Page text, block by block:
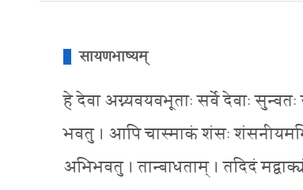
सायणभाष्यम्
हे देवा अग्न्यवयवभूताः सर्वे देवाः
भवतु । आपि चास्माकं शंसः
अभिभवतु । तान्बाधताम् । तदिदं